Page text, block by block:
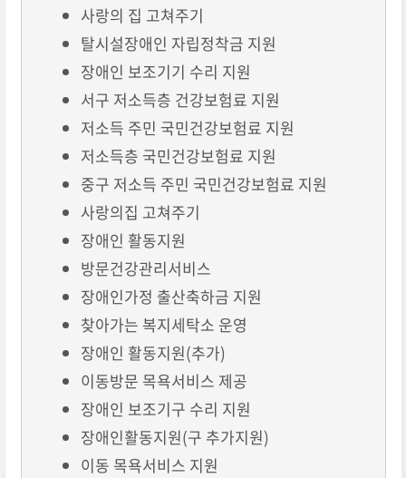
사랑의 집 고쳐주기
탈시설장애인 자립정착금 지원
장애인 보조기기 수리 지원
서구 저소득층 건강보험료 지원
저소득 주민 국민건강보험료 지원
저소득층 국민건강보험료 지원
중구 저소득 주민 국민건강보험료 지원
사랑의집 고쳐주기
장애인 활동지원
방문건강관리서비스
장애인가정 출산축하금 지원
찾아가는 복지세탁소 운영
장애인 활동지원(추가)
이동방문 목욕서비스 제공
장애인 보조기구 수리 지원
장애인활동지원(구 추가지원)
이동 목욕서비스 지원